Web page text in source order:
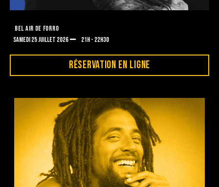
BEL AIR DE FORRO
SAMEDI 25 JUILLET 2026
21H - 22H30
RÉSERVATION EN LIGNE